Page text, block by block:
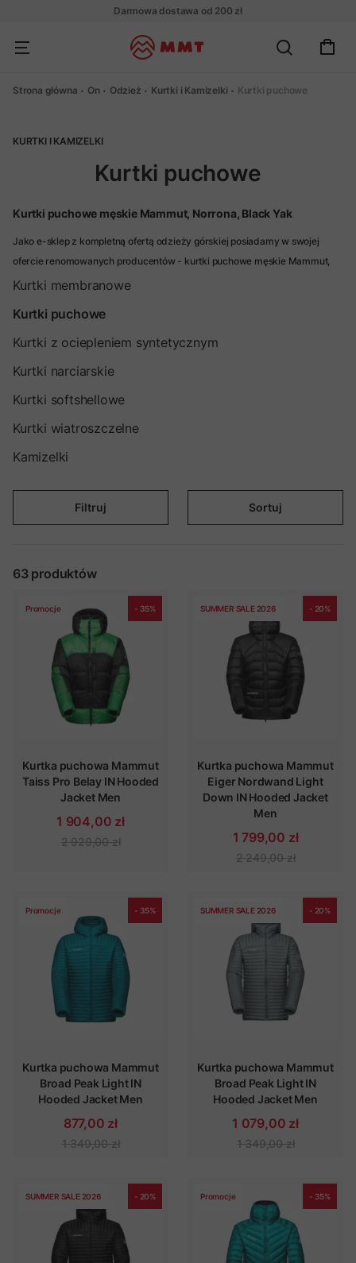
Darmowa dostawa od 200 zł
Strona główna On Odzież Kurtki i Kamizelki Kurtki puchowe
KURTKI I KAMIZELKI
Kurtki puchowe
Kurtki puchowe męskie Mammut, Norrona, Black Yak
Jako e-sklep z kompletną ofertą odzieży górskiej posiadamy w swojej
ofercie renomowanych producentów - kurtki puchowe męskie Mammut,
Norrona, Black Yak. Nasze puchowe modele kurtek to idealne rozwiązanie
produkty, które doskonale sprawdzają się w zmiennych warunkach
pogodowych. Posiadamy modele, które wygodnie można nosić już
Kurtki membranowe
Kurtki puchowe
Kurtki z ociepleniem syntetycznym
Kurtki narciarskie
Kurtki softshellowe
Kurtki wiatroszczelne
Kamizelki
Filtruj Sortuj
63 produktów
Promocje - 35%
Kurtka puchowa Mammut
Taiss Pro Belay IN Hooded
Jacket Men
1 904,00 zł
2 929,00 zł
SUMMER SALE 2026 - 20%
Kurtka puchowa Mammut
Eiger Nordwand Light
Down IN Hooded Jacket
Men
1 799,00 zł
2 249,00 zł
Promocje - 35%
Kurtka puchowa Mammut
Broad Peak Light IN
Hooded Jacket Men
877,00 zł
1 349,00 zł
SUMMER SALE 2026 - 20%
Kurtka puchowa Mammut
Broad Peak Light IN
Hooded Jacket Men
1 079,00 zł
1 349,00 zł
SUMMER SALE 2026 - 20% Promocje - 35%